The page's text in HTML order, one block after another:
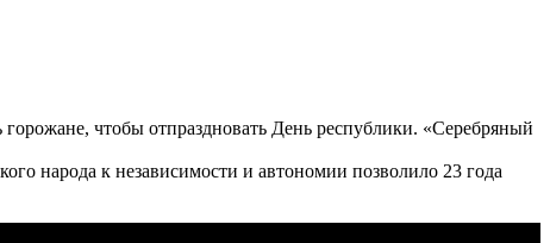
чтобы отпраздновать День республики. «Серебряный
народа к независимости и автономии позволило 23 года